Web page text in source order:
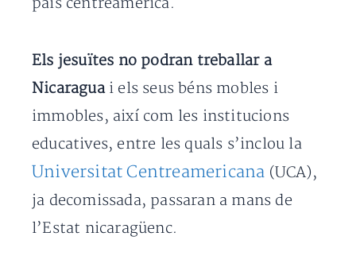
Els jesuïtes no podran treballar a
Nicaraguai els seus béns mobles i
immobles, així com les institucions
educatives, entre les quals s’inclou la
Universitat Centreamericana (UCA),
ja decomissada, passaran a mans de
l’Estat nicaragüenc.